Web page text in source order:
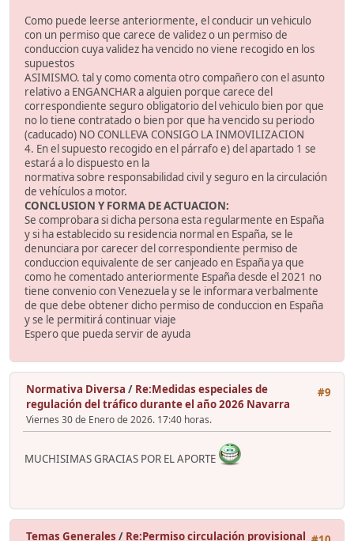
Como puede leerse anteriormente, el conducir un vehiculo
con un permiso que carece de validez o un permiso de
conduccion cuya validez ha vencido no viene recogido en los
supuestos
ASIMISMO. tal y como comenta otro compañero con el asunto
relativo a ENGANCHAR a alguien porque carece del
correspondiente seguro obligatorio del vehiculo bien por que
no lo tiene contratado o bien por que ha vencido su periodo
(caducado) NO CONLLEVA CONSIGO LA INMOVILIZACION
4. En el supuesto recogido en el párrafo e) del apartado 1 se
estará a lo dispuesto en la
normativa sobre responsabilidad civil y seguro en la circulación
de vehículos a motor.
CONCLUSION Y FORMA DE ACTUACION:
Se comprobara si dicha persona esta regularmente en España
y si ha establecido su residencia normal en España, se le
denunciara por carecer del correspondiente permiso de
conduccion equivalente de ser canjeado en España ya que
como he comentado anteriormente España desde el 2021 no
tiene convenio con Venezuela y se le informara verbalmente
de que debe obtener dicho permiso de conduccion en España
y se le permitirá continuar viaje
Espero que pueda servir de ayuda
#9
Normativa Diversa / Re:Medidas especiales de
regulación del tráfico durante el año 2026 Navarra
Viernes 30 de Enero de 2026. 17:40 horas.
MUCHISIMAS GRACIAS POR EL APORTE
Temas Generales / Re:Permiso circulación provisional